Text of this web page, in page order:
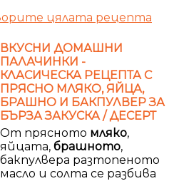
цялата рецепта
ВКУСНИ ДОМАШНИ
ПАЛАЧИНКИ -
КЛАСИЧЕСКА РЕЦЕПТА С
ПРЯСНО МЛЯКО, ЯЙЦА,
БРАШНО И БАКПУЛВЕР ЗА
БЪРЗА ЗАКУСКА / ДЕСЕРТ
От прясното мляко,
яйцата, брашното,
бакпулвера разтопеното
масло и солта се разбива